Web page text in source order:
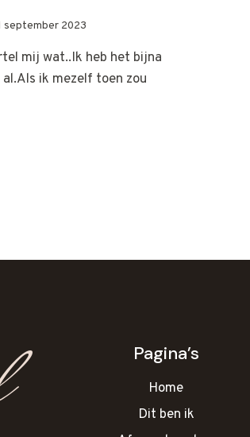
september 2023
mij wat..Ik heb het bijna
ik mezelf toen zou
Pagina’s
Home
Dit ben ik